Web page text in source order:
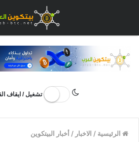
تشغيل / ايقاف
الرئيسية / الاخبار /أخبار البيتكوين